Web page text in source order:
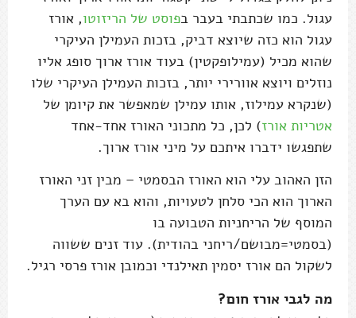
עגול. כמו שכתבתי בעבר בפוסט של הריזוטו, אורז
עגול הוא כזה שיוצא דביק, בזכות העמילן העיקרי
שהוא מכיל (עמילופקטין) בעוד אורז ארוך סופג אליו
נוזלים ויוצא אוורירי יותר, בזכות העמילן העיקרי שלו
(שנקרא עמילוז, אותו עמילן שמאפשר את קיומן של
אטריות אורז) לכן, כל מתכוני האורז אחד-אחד
שתפגשו ידברו איתכם על מיני אורז ארוך.
הזן האהוב עלי הוא האורז הבסמטי – מבין זני האורז
הארוך הוא הכי סלחן לטעויות, והוא בא עם הערך
המוסף של הריחניות הטבועה בו
(בסמטי=מבושם/ריחני בהודית). עוד זנים ששווה
לשקול הם אורז יסמין תאילנדי וכמובן אורז פרסי רגיל.
מה לגבי אורז חום?